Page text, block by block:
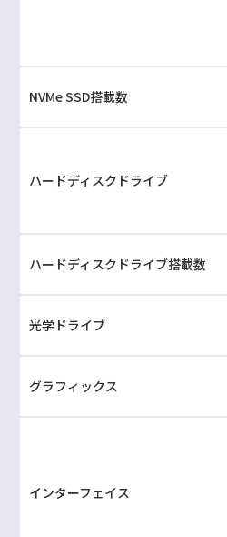
NVMe SSD搭載数
ハードディスクドライブ
ハードディスクドライブ搭載数
光学ドライブ
グラフィックス
インターフェイス